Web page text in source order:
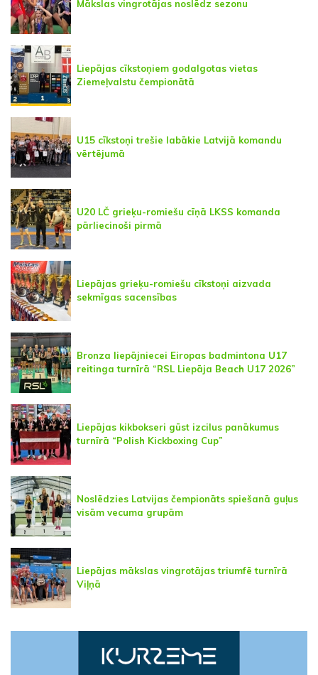
Mākslas vingrotājas noslēdz sezonu
Liepājas cīkstoņiem godalgotas vietas
Ziemeļvalstu čempionātā
U15 cīkstoņi trešie labākie Latvijā komandu
vērtējumā
U20 LČ grieķu-romiešu cīņā LKSS komanda
pārliecinoši pirmā
Liepājas grieķu-romiešu cīkstoņi aizvada
sekmīgas sacensības
Bronza liepājniecei Eiropas badmintona U17
reitinga turnīrā “RSL Liepāja Beach U17 2026”
Liepājas kikbokseri gūst izcilus panākumus
turnīrā “Polish Kickboxing Cup”
Noslēdzies Latvijas čempionāts spiešanā guļus
visām vecuma grupām
Liepājas mākslas vingrotājas triumfē turnīrā
Viļņā